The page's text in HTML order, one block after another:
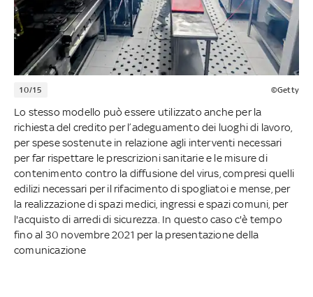
10/15 ©Getty
Lo stesso modello può essere utilizzato anche per la
richiesta del credito per l’adeguamento dei luoghi di lavoro,
per spese sostenute in relazione agli interventi necessari
per far rispettare le prescrizioni sanitarie e le misure di
contenimento contro la diffusione del virus, compresi quelli
edilizi necessari per il rifacimento di spogliatoi e mense, per
la realizzazione di spazi medici, ingressi e spazi comuni, per
l'acquisto di arredi di sicurezza. In questo caso c'è tempo
fino al 30 novembre 2021 per la presentazione della
comunicazione